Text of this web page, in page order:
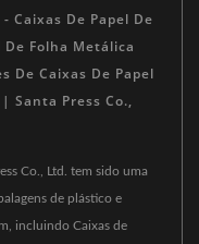
Caixas De Papel De
De Folha Metálica
De Caixas De Papel
Santa Press Co.,
Co., Ltd. tem sido uma
de plástico e
incluindo Caixas de